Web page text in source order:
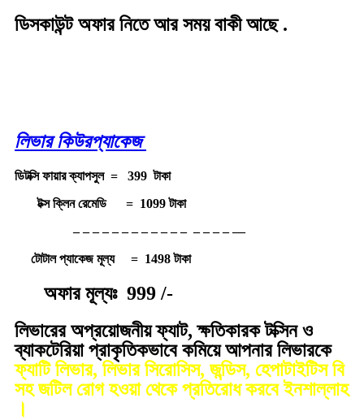
ডিসকাউন্ট অফার নিতে আর সময় বাকী আছে .
লিভার কিউরপ্যাকেজ
ডিটক্সি ফায়ার ক্যাপসুল = 399 টাকা
টক্স ক্লিন রেমেডি = 1099 টাকা
– – – – – – – – – – – – – – – – —
টোটাল প্যাকেজ মূল্য = 1498 টাকা
অফার মূল্যঃ 999 /-
লিভারের অপ্রয়োজনীয় ফ্যাট, ক্ষতিকারক টক্সিন ও
ব্যাকটেরিয়া প্রাকৃতিকভাবে কমিয়ে আপনার লিভারকে
ফ্যাটি লিভার, লিভার সিরোসিস, জন্ডিস, হেপাটাইটিস বি
সহ জটিল রোগ হওয়া থেকে প্রতিরোধ করবে ইনশাল্লাহ
।